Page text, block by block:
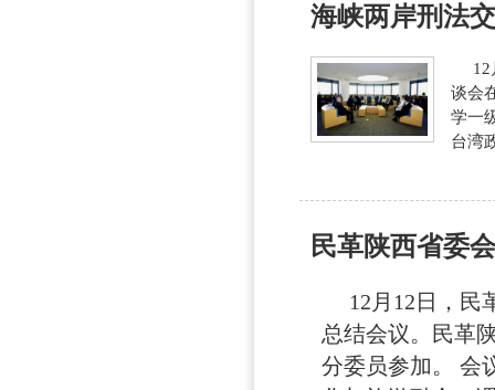
海峡两岸刑法
12
谈会
学一
台湾
民革陕西省委
12月12日，民
总结会议。民革
分委员参加。 会